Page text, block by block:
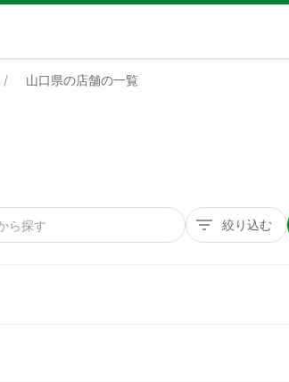
山口県の店舗の一覧
絞り込む